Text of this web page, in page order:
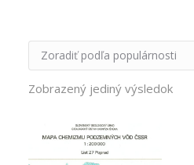
Zobrazený jediný výsledok